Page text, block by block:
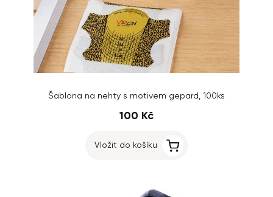
Šablona na nehty s motivem gepard, 100ks
100 Kč
Vložit do košíku